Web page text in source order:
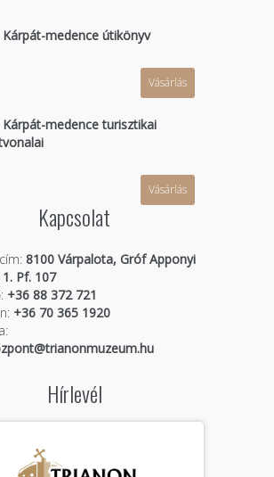
Kárpát-medence útikönyv
Vásárlás
Kárpát-medence turisztikai
Vásárlás
Kapcsolat
8100 Várpalota, Gróf Apponyi
Pf. 107
+36 88 372 721
+36 70 365 1920
Hírlevél